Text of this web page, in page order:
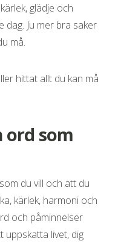
glädje och
dag. Ju mer bra saker
må.
hittat allt du kan må
ord som
du vill och att du
kärlek, harmoni och
och påminnelser
uppskatta livet, dig